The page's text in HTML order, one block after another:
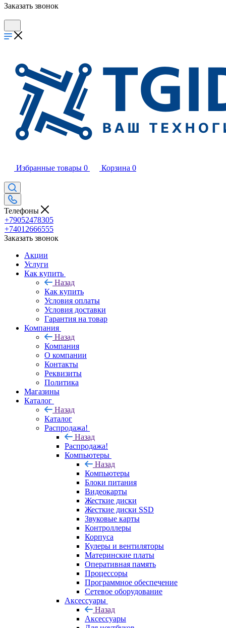
Заказать звонок
Избранные товары 0 Корзина 0
Телефоны
+79052478305
+74012666555
Заказать звонок
Акции
Услуги
Как купить
Назад
Как купить
Условия оплаты
Условия доставки
Гарантия на товар
Компания
Назад
Компания
О компании
Контакты
Реквизиты
Политика
Магазины
Каталог
Назад
Каталог
Распродажа!
Назад
Распродажа!
Компьютеры
Назад
Компьютеры
Блоки питания
Видеокарты
Жесткие диски
Жесткие диски SSD
Звуковые карты
Контроллеры
Корпуса
Кулеры и вентиляторы
Материнские платы
Оперативная память
Процессоры
Программное обеспечение
Сетевое оборудование
Аксессуары
Назад
Аксессуары